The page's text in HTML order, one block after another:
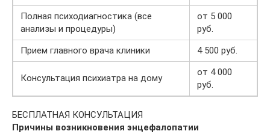
Полная психодиагностика (все
анализы и процедуры)
от 5 000
руб.
Прием главного врача клиники
4 500 руб.
Консультация психиатра на дому
от 4 000
руб.
БЕСПЛАТНАЯ КОНСУЛЬТАЦИЯ
Причины возникновения энцефалопатии